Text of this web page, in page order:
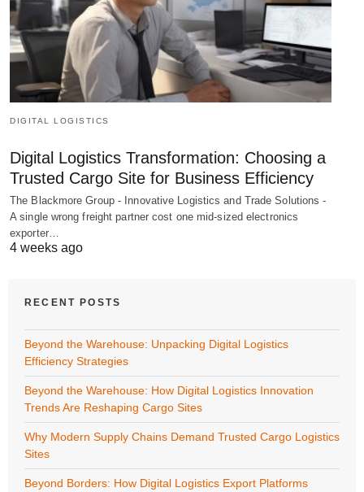
DIGITAL LOGISTICS
Digital Logistics Transformation: Choosing a
Trusted Cargo Site for Business Efficiency
The Blackmore Group - Innovative Logistics and Trade Solutions -
A single wrong freight partner cost one mid-sized electronics
exporter…
4 weeks ago
RECENT POSTS
Beyond the Warehouse: Unpacking Digital Logistics
Efficiency Strategies
Beyond the Warehouse: How Digital Logistics Innovation
Trends Are Reshaping Cargo Sites
Why Modern Supply Chains Demand Trusted Cargo Logistics
Sites
Beyond Borders: How Digital Logistics Export Platforms